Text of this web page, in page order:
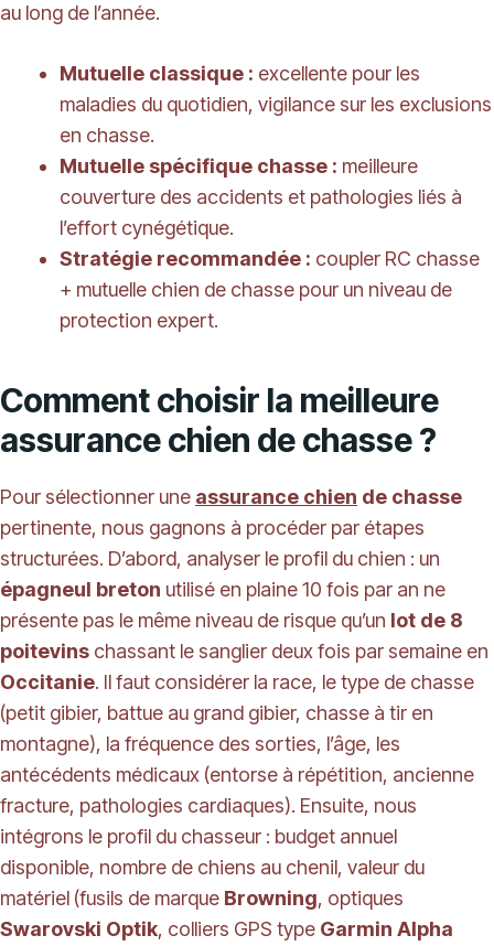
au long de l’année.
Mutuelle classique : excellente pour les
maladies du quotidien, vigilance sur les exclusions
en chasse.
Mutuelle spécifique chasse : meilleure
couverture des accidents et pathologies liés à
l’effort cynégétique.
Stratégie recommandée : coupler RC chasse
+ mutuelle chien de chasse pour un niveau de
protection expert.
Comment choisir la meilleure
assurance chien de chasse ?
Pour sélectionner une assurance chien de chasse
pertinente, nous gagnons à procéder par étapes
structurées. D’abord, analyser le profil du chien : un
épagneul breton utilisé en plaine 10 fois par an ne
présente pas le même niveau de risque qu’un lot de 8
poitevins chassant le sanglier deux fois par semaine en
Occitanie. Il faut considérer la race, le type de chasse
(petit gibier, battue au grand gibier, chasse à tir en
montagne), la fréquence des sorties, l’âge, les
antécédents médicaux (entorse à répétition, ancienne
fracture, pathologies cardiaques). Ensuite, nous
intégrons le profil du chasseur : budget annuel
disponible, nombre de chiens au chenil, valeur du
matériel (fusils de marque Browning, optiques
Swarovski Optik, colliers GPS type Garmin Alpha